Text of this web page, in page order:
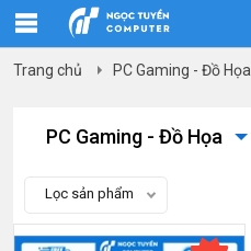
Trang chủ PC Gaming - Đồ Họa
PC Gaming - Đồ Họa
Lọc sản phẩm